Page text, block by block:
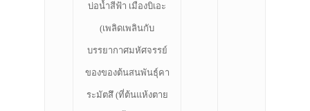
บ่อน้ำสีฟ้า เมืองบิเอะ
(เพลิดเพลินกับ
บรรยากาศมหัศจรรย์
ของของต้นสนพันธุ์คา
ระมัตสึ (ที่ต้นแห้งตาย